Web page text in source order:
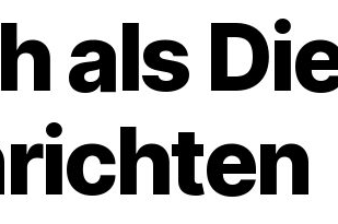
als